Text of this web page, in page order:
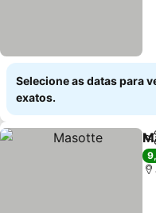
Selecione as datas para
exatos.